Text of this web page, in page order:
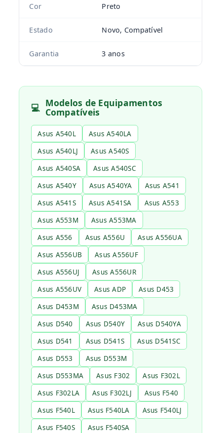
Cor Preto
Estado Novo, Compatível
Garantia 3 anos
💻 Modelos de Equipamentos
Compatíveis
Asus A540L
Asus A540LA
Asus A540LJ
Asus A540S
Asus A540SA
Asus A540SC
Asus A540Y
Asus A540YA
Asus A541
Asus A541S
Asus A541SA
Asus A553
Asus A553M
Asus A553MA
Asus A556
Asus A556U
Asus A556UA
Asus A556UB
Asus A556UF
Asus A556UJ
Asus A556UR
Asus A556UV
Asus ADP
Asus D453
Asus D453M
Asus D453MA
Asus D540
Asus D540Y
Asus D540YA
Asus D541
Asus D541S
Asus D541SC
Asus D553
Asus D553M
Asus D553MA
Asus F302
Asus F302L
Asus F302LA
Asus F302LJ
Asus F540
Asus F540L
Asus F540LA
Asus F540LJ
Asus F540S
Asus F540SA